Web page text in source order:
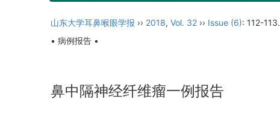
山东大学耳鼻喉眼学报 ›› 2018, Vol. 32 ›› Issue (6): 112-113.
• 病例报告 •
鼻中隔神经纤维瘤一例报告